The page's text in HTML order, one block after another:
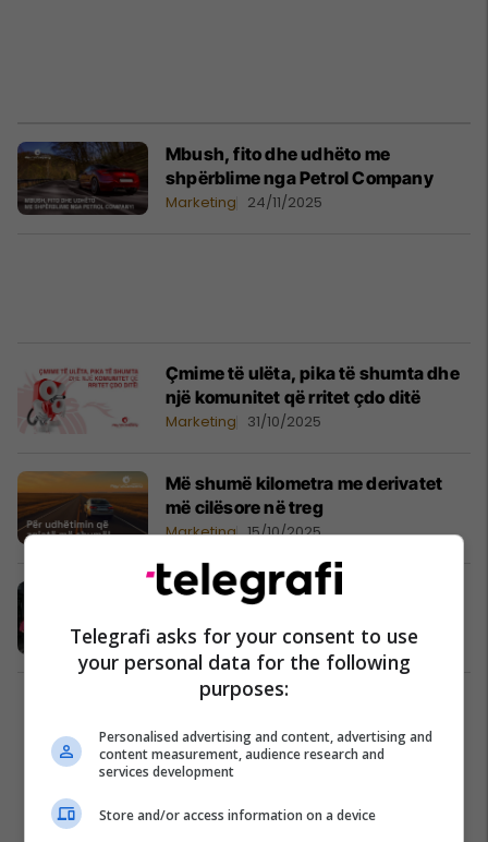
Mbush, fito dhe udhëto me
shpërblime nga Petrol Company
Marketing 24/11/2025
Çmime të ulëta, pika të shumta dhe
një komunitet që rritet çdo ditë
Marketing 31/10/2025
Më shumë kilometra me derivatet
më cilësore në treg
Marketing 15/10/2025
Muaji rozë në Petrol Company
Telegrafi asks for your consent to use
your personal data for the following
purposes:
Personalised advertising and content, advertising and
content measurement, audience research and
services development
Store and/or access information on a device